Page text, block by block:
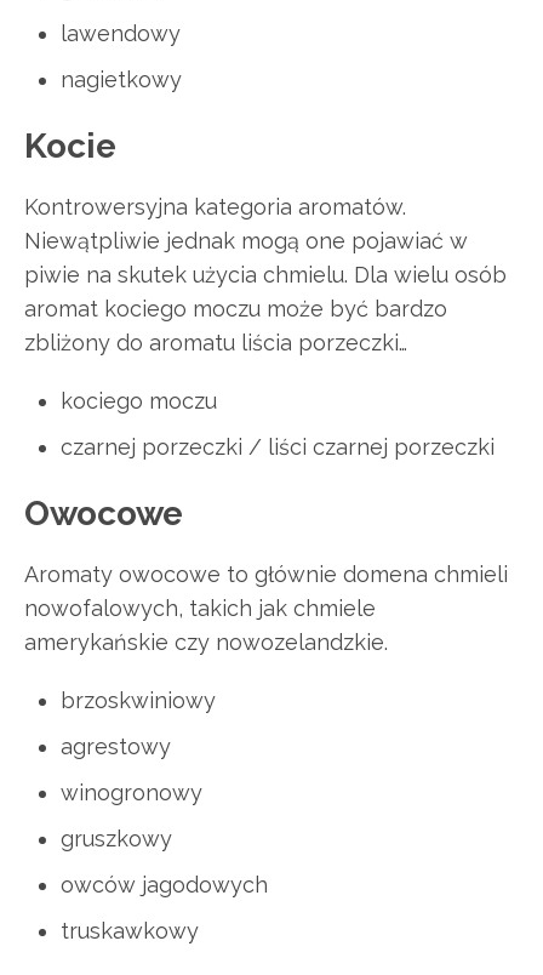
lawendowy
nagietkowy
Kocie
Kontrowersyjna kategoria aromatów.
Niewątpliwie jednak mogą one pojawiać w
piwie na skutek użycia chmielu. Dla wielu osób
aromat kociego moczu może być bardzo
zbliżony do aromatu liścia porzeczki…
kociego moczu
czarnej porzeczki / liści czarnej porzeczki
Owocowe
Aromaty owocowe to głównie domena chmieli
nowofalowych, takich jak chmiele
amerykańskie czy nowozelandzkie.
brzoskwiniowy
agrestowy
winogronowy
gruszkowy
owców jagodowych
truskawkowy